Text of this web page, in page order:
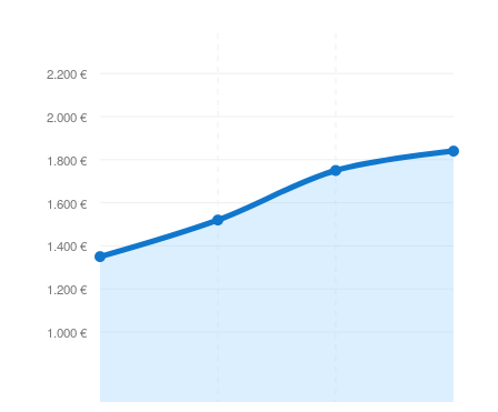
1.000 €
1.200 €
1.400 €
1.600 €
1.800 €
2.000 €
2.200 €